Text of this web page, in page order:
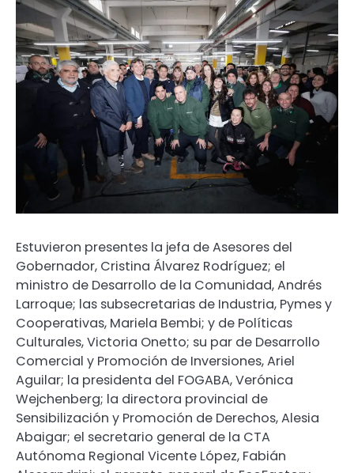
Estuvieron presentes la jefa de Asesores del
Gobernador, Cristina Álvarez Rodríguez; el
ministro de Desarrollo de la Comunidad, Andrés
Larroque; las subsecretarias de Industria, Pymes y
Cooperativas, Mariela Bembi; y de Políticas
Culturales, Victoria Onetto; su par de Desarrollo
Comercial y Promoción de Inversiones, Ariel
Aguilar; la presidenta del FOGABA, Verónica
Wejchenberg; la directora provincial de
Sensibilización y Promoción de Derechos, Alesia
Abaigar; el secretario general de la CTA
Autónoma Regional Vicente López, Fabián